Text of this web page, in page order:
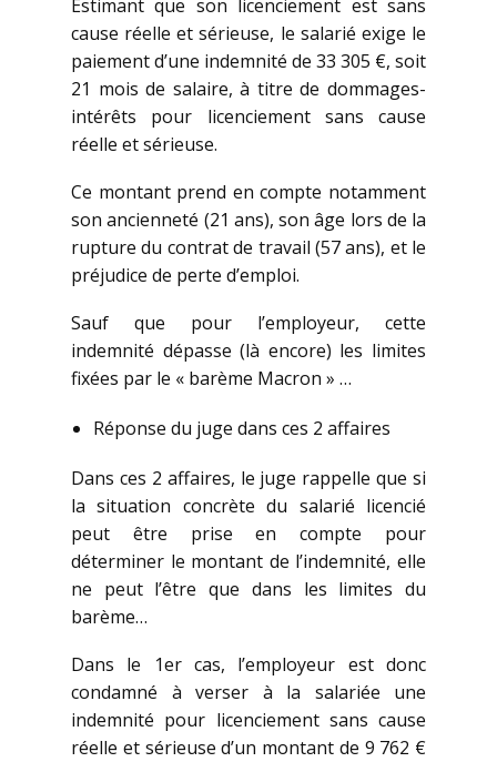
Estimant que son licenciement est sans
cause réelle et sérieuse, le salarié exige le
paiement d’une indemnité de 33 305 €, soit
21 mois de salaire, à titre de dommages-
intérêts pour licenciement sans cause
réelle et sérieuse.
Ce montant prend en compte notamment
son ancienneté (21 ans), son âge lors de la
rupture du contrat de travail (57 ans), et le
préjudice de perte d’emploi.
Sauf que pour l’employeur, cette
indemnité dépasse (là encore) les limites
fixées par le « barème Macron » …
Réponse du juge dans ces 2 affaires
Dans ces 2 affaires, le juge rappelle que si
la situation concrète du salarié licencié
peut être prise en compte pour
déterminer le montant de l’indemnité, elle
ne peut l’être que dans les limites du
barème…
Dans le 1er cas, l’employeur est donc
condamné à verser à la salariée une
indemnité pour licenciement sans cause
réelle et sérieuse d’un montant de 9 762 €